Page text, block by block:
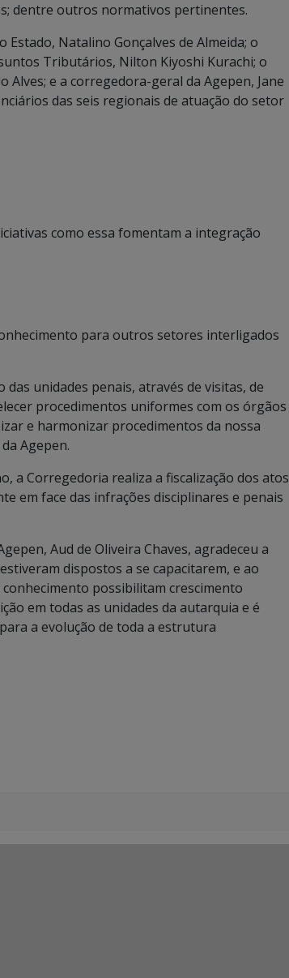
dentre outros normativos pertinentes.
Natalino Gonçalves de Almeida; o
Tributários, Nilton Kiyoshi Kurachi; o
Alves; e a corregedora-geral da Agepen, Jane
das seis regionais de atuação do setor
como essa fomentam a integração
para outros setores interligados
unidades penais, através de visitas, de
procedimentos uniformes com os órgãos
e harmonizar procedimentos da nossa
Agepen.
a Corregedoria realiza a fiscalização dos atos
em face das infrações disciplinares e penais
Aud de Oliveira Chaves, agradeceu a
dispostos a se capacitarem, e ao
possibilitam crescimento
em todas as unidades da autarquia e é
a evolução de toda a estrutura